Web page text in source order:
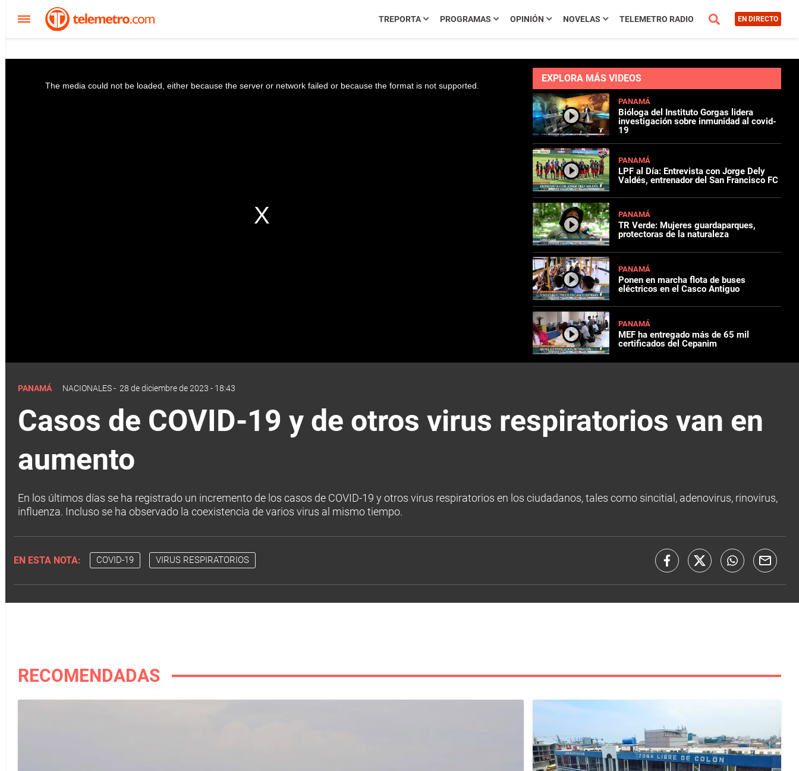
TREPORTA PROGRAMAS OPINIÓN NOVELAS TELEMETRO RADIO EN DIRECTO
The media could not be loaded, either because the server or network failed or because the format is not supported.
EXPLORA MÁS VIDEOS
PANAMÁ
Bióloga del Instituto Gorgas lidera
investigación sobre inmunidad al covid-
19
PANAMÁ
LPF al Día: Entrevista con Jorge Dely
Valdés, entrenador del San Francisco FC
PANAMÁ
TR Verde: Mujeres guardaparques,
protectoras de la naturaleza
PANAMÁ
Ponen en marcha flota de buses
eléctricos en el Casco Antiguo
PANAMÁ
MEF ha entregado más de 65 mil
certificados del Cepanim
PANAMÁ NACIONALES- 28 de diciembre de 2023 - 18:43
Casos de COVID-19 y de otros virus respiratorios van en
aumento
En los últimos días se ha registrado un incremento de los casos de COVID-19 y otros virus respiratorios en los ciudadanos, tales como sincitial, adenovirus, rinovirus,
influenza. Incluso se ha observado la coexistencia de varios virus al mismo tiempo.
EN ESTA NOTA: COVID-19 VIRUS RESPIRATORIOS
RECOMENDADAS